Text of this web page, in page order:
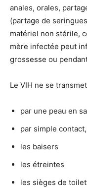
anales, orales,
(partage de
matériel non stérile,
mère infectée peut
grossesse ou
Le VIH ne se
par une peau en
par simple
les baisers
les étreintes
les sièges de